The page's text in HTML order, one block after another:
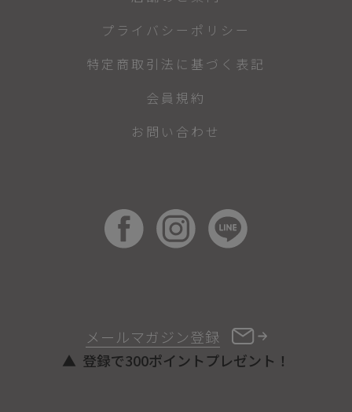
メールマガジン登録
登録で300ポイントプレゼント！
プライバシーポリシー
特定商取引法に基づく表記
会員規約
お問い合わせ